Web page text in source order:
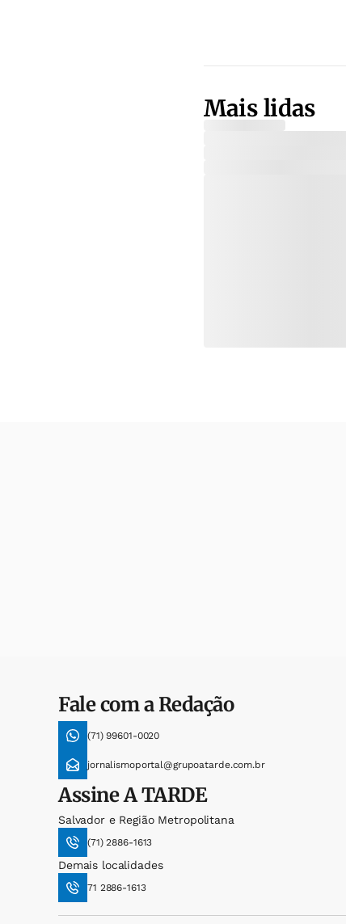
Mais lidas
Fale com a Redação
(71) 99601-0020
jornalismoportal@grupoatarde.com.br
AssineA TARDE
Salvador e Região Metropolitana
(71) 2886-1613
Demais localidades
71 2886-1613